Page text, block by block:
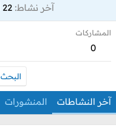
آخر نشاط 22 أبريل 2014
المشاركات
0
البحث
آخر النشاطات المنشورات